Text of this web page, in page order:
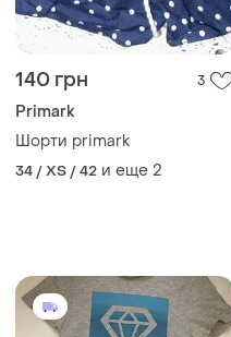
140 грн 3
Primark
Шорти primark
34 / XS / 42 и еще 2